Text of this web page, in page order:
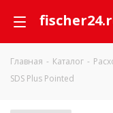
Главная - Каталог -
SDS Plus Pointed